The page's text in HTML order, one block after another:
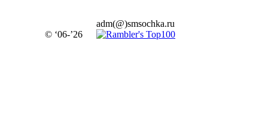
© ‘06-’26
adm(@)smsochka.ru